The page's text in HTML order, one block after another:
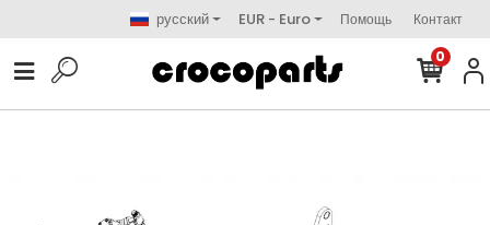
русский EUR - Euro Помощь Контакт
0